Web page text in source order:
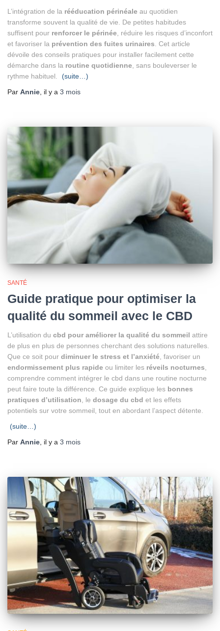
L’intégration de la rééducation périnéale au quotidien
transforme souvent la qualité de vie. De petites habitudes
suffisent pour renforcer le périnée, réduire les risques d’inconfort
et favoriser la prévention des fuites urinaires. Cet article
dévoile des conseils pratiques pour installer facilement cette
démarche dans la routine quotidienne, sans bouleverser le
rythme habituel.
(suite…)
Par Annie, il y a 3 mois
SANTÉ
Guide pratique pour optimiser la
qualité du sommeil avec le CBD
L’utilisation du cbd pour améliorer la qualité du sommeil attire
de plus en plus de personnes cherchant des solutions naturelles.
Que ce soit pour diminuer le stress et l’anxiété , favoriser un
endormissement plus rapide ou limiter les réveils nocturnes
comprendre comment intégrer le cbd dans une routine nocturne
peut faire toute la différence. Ce guide explique les bonnes
pratiques d’utilisation , le dosage du cbd et les effets
potentiels sur votre sommeil, tout en abordant l’aspect détente.
(suite…)
Par Annie , il y a 3 mois